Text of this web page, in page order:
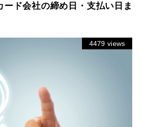
ード会社の締め日・支払い日ま
4479 views